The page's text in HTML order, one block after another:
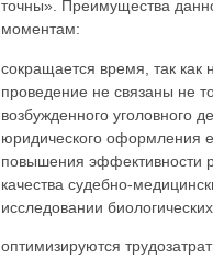
точны». Преимущества
моментам:
сокращается время, так как
проведение не связаны не
возбужденного уголовного
юридического оформления
повышения эффективности
качества судебно-
исследовании
оптимизируются